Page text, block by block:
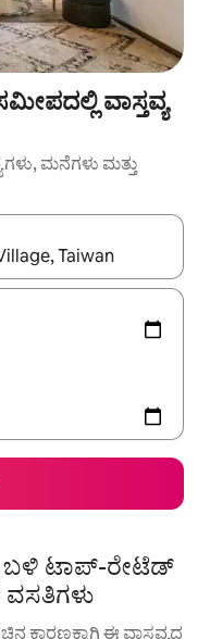
ವಾಸ್ತವ್ಯ
ಮನೆಗಳು ಮತ್ತು
ಡೌನ್ ಬಾಣದ ಕೀಲಿಗಳೊಂದಿಗೆ
ಬಳಿ ಟಾಪ್-ರೇಟೆಡ್
ಕಾರಣಕ್ಕಾಗಿ ಈ ವಾಸ್ತವ್ಯದ